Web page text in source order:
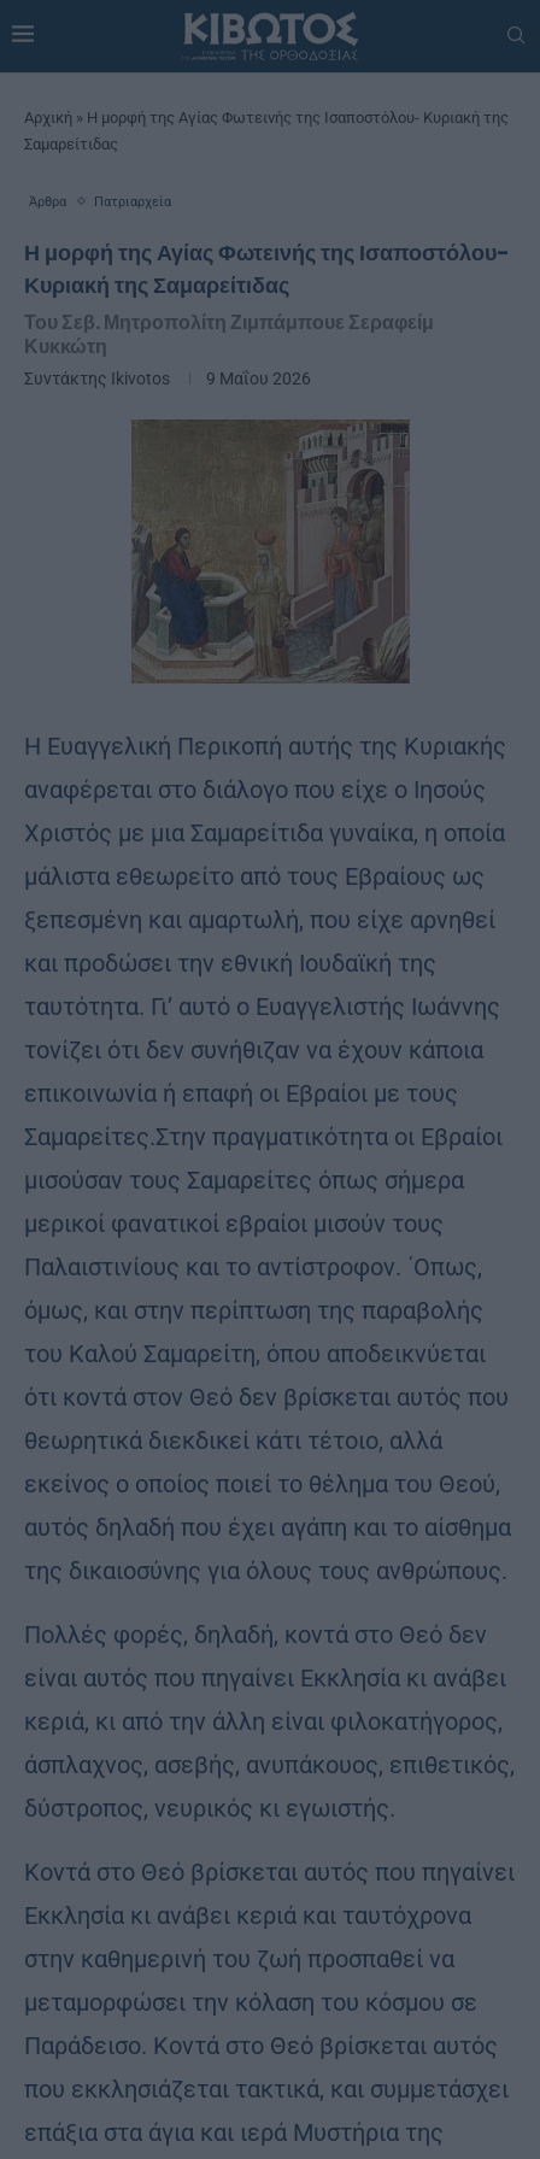
Αρχική » Η μορφή της Αγίας Φωτεινής της Ισαποστόλου- Κυριακή της
Σαμαρείτιδας
Άρθρα Πατριαρχεία
Η μορφή της Αγίας Φωτεινής της Ισαποστόλου-
Κυριακή της Σαμαρείτιδας
Του Σεβ. Μητροπολίτη Ζιμπάμπουε Σεραφείμ
Κυκκώτη
Συντάκτης Ikivotos 9 Μαΐου 2026
Η Ευαγγελική Περικοπή αυτής της Κυριακής
αναφέρεται στο διάλογο που είχε ο Ιησούς
Χριστός με μια Σαμαρείτιδα γυναίκα, η οποία
μάλιστα εθεωρείτο από τους Εβραίους ως
ξεπεσμένη και αμαρτωλή, που είχε αρνηθεί
και προδώσει την εθνική Ιουδαϊκή της
ταυτότητα. Γι’ αυτό ο Ευαγγελιστής Ιωάννης
τονίζει ότι δεν συνήθιζαν να έχουν κάποια
επικοινωνία ή επαφή οι Εβραίοι με τους
Σαμαρείτες.Στην πραγματικότητα οι Εβραίοι
μισούσαν τους Σαμαρείτες όπως σήμερα
μερικοί φανατικοί εβραίοι μισούν τους
Παλαιστινίους και το αντίστροφον. ΄Οπως,
όμως, και στην περίπτωση της παραβολής
του Καλού Σαμαρείτη, όπου αποδεικνύεται
ότι κοντά στον Θεό δεν βρίσκεται αυτός που
θεωρητικά διεκδικεί κάτι τέτοιο, αλλά
εκείνος ο οποίος ποιεί το θέλημα του Θεού,
αυτός δηλαδή που έχει αγάπη και το αίσθημα
της δικαιοσύνης για όλους τους ανθρώπους.
Πολλές φορές, δηλαδή, κοντά στο Θεό δεν
είναι αυτός που πηγαίνει Εκκλησία κι ανάβει
κεριά, κι από την άλλη είναι φιλοκατήγορος,
άσπλαχνος, ασεβής, ανυπάκουος, επιθετικός,
δύστροπος, νευρικός κι εγωιστής.
Κοντά στο Θεό βρίσκεται αυτός που πηγαίνει
Εκκλησία κι ανάβει κεριά και ταυτόχρονα
στην καθημερινή του ζωή προσπαθεί να
μεταμορφώσει την κόλαση του κόσμου σε
Παράδεισο. Κοντά στο Θεό βρίσκεται αυτός
που εκκλησιάζεται τακτικά, και συμμετάσχει
επάξια στα άγια και ιερά Μυστήρια της